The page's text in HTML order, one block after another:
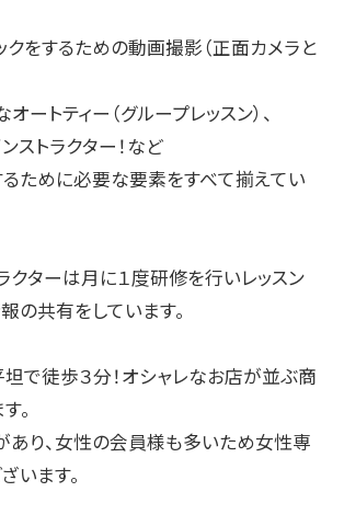
クをするための動画撮影（正面カメラと
ートティー（グループレッスン）、
ストラクター！など
ために必要な要素をすべて揃えてい
クターは月に１度研修を行いレッスン
の共有をしています。
で徒歩３分！オシャレなお店が並ぶ商
。
り、女性の会員様も多いため女性専
います。